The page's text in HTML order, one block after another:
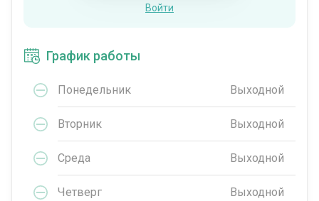
Войти
График работы
Понедельник Выходной
Вторник Выходной
Среда Выходной
Четверг Выходной